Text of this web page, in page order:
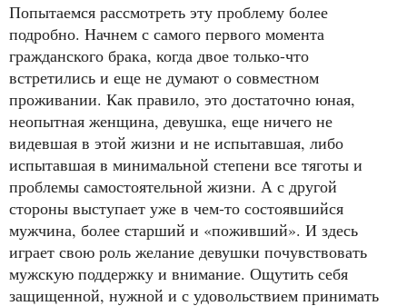
Попытаемся рассмотреть эту проблему более
подробно. Начнем с самого первого момента
гражданского брака, когда двое только-что
встретились и еще не думают о совместном
проживании. Как правило, это достаточно юная,
неопытная женщина, девушка, еще ничего не
видевшая в этой жизни и не испытавшая, либо
испытавшая в минимальной степени все тяготы и
проблемы самостоятельной жизни. А с другой
стороны выступает уже в чем-то состоявшийся
мужчина, более старший и «поживший». И здесь
играет свою роль желание девушки почувствовать
мужскую поддержку и внимание. Ощутить себя
защищенной, нужной и с удовольствием принимать